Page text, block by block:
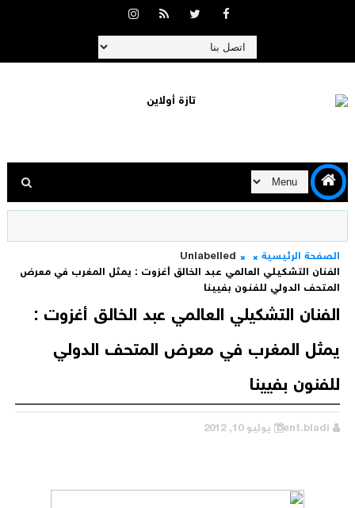
الصفحة الرئيسية
Unlabelled
الفنان التشكيلي العالمي عبد الخالق أغزوت : يمثل المغرب في معرض
المتحف الدولي للفنون بفيينا
الفنان التشكيلي العالمي عبد الخالق أغزوت :
يمثل المغرب في معرض المتحف الدولي
للفنون بفيينا
bent.bladi يوليو 10, 2012